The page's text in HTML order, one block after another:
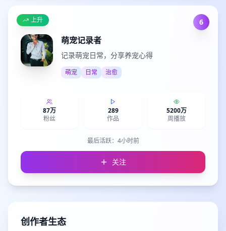
6
上升
萌宠记录者
记录萌宠日常，分享养宠心得
萌宠 日常 治愈
87万
粉丝
289
作品
5200万
周播放
最后活跃： 4小时前
关注
创作者生态